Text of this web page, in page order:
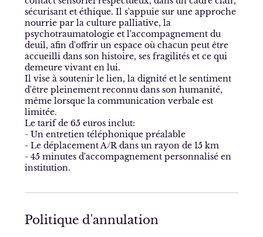
sécurisant et éthique. Il s'appuie sur une approche
nourrie par la culture palliative, la
psychotraumatologie et l'accompagnement du
deuil, afin d'offrir un espace où chacun peut être
accueilli dans son histoire, ses fragilités et ce qui
demeure vivant en lui.
Il vise à soutenir le lien, la dignité et le sentiment
d'être pleinement reconnu dans son humanité,
même lorsque la communication verbale est
limitée.
Le tarif de 65 euros inclut:
- Un entretien téléphonique préalable
- Le déplacement A/R dans un rayon de 15 km
- 45 minutes d'accompagnement personnalisé en
institution.
Politique d'annulation